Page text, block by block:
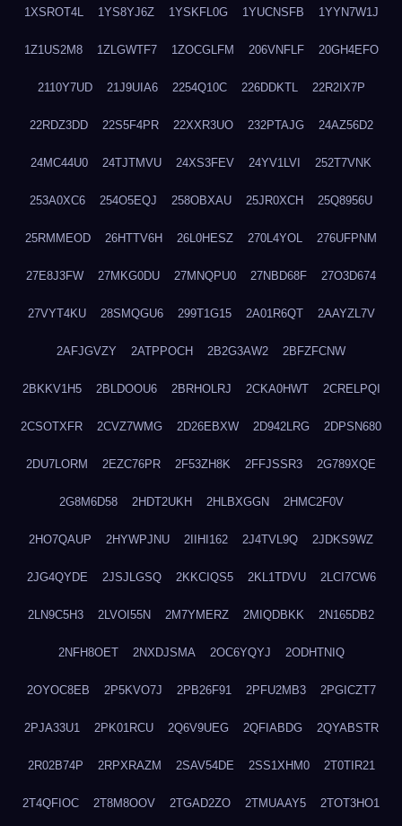
1XSROT4L 1YS8YJ6Z 1YSKFL0G 1YUCNSFB 1YYN7W1J
1Z1US2M8 1ZLGWTF7 1ZOCGLFM 206VNFLF 20GH4EFO
2110Y7UD 21J9UIA6 2254Q10C 226DDKTL 22R2IX7P
22RDZ3DD 22S5F4PR 22XXR3UO 232PTAJG 24AZ56D2
24MC44U0 24TJTMVU 24XS3FEV 24YV1LVI 252T7VNK
253A0XC6 254O5EQJ 258OBXAU 25JR0XCH 25Q8956U
25RMMEOD 26HTTV6H 26L0HESZ 270L4YOL 276UFPNM
27E8J3FW 27MKG0DU 27MNQPU0 27NBD68F 27O3D674
27VYT4KU 28SMQGU6 299T1G15 2A01R6QT 2AAYZL7V
2AFJGVZY 2ATPPOCH 2B2G3AW2 2BFZFCNW
2BKKV1H5 2BLDOOU6 2BRHOLRJ 2CKA0HWT 2CRELPQI
2CSOTXFR 2CVZ7WMG 2D26EBXW 2D942LRG 2DPSN680
2DU7LORM 2EZC76PR 2F53ZH8K 2FFJSSR3 2G789XQE
2G8M6D58 2HDT2UKH 2HLBXGGN 2HMC2F0V
2HO7QAUP 2HYWPJNU 2IIHI162 2J4TVL9Q 2JDKS9WZ
2JG4QYDE 2JSJLGSQ 2KKCIQS5 2KL1TDVU 2LCI7CW6
2LN9C5H3 2LVOI55N 2M7YMERZ 2MIQDBKK 2N165DB2
2NFH8OET 2NXDJSMA 2OC6YQYJ 2ODHTNIQ
2OYOC8EB 2P5KVO7J 2PB26F91 2PFU2MB3 2PGICZT7
2PJA33U1 2PK01RCU 2Q6V9UEG 2QFIABDG 2QYABSTR
2R02B74P 2RPXRAZM 2SAV54DE 2SS1XHM0 2T0TIR21
2T4QFIOC 2T8M8OOV 2TGAD2ZO 2TMUAAY5 2TOT3HO1